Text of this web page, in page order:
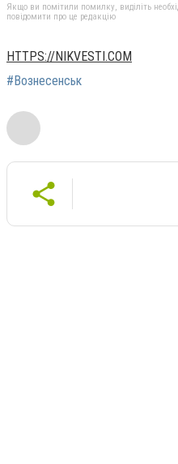
Якщо ви помітили помилку, виділіть
повідомити про це редакцію
HTTPS://NIKVESTI.COM
#Вознесенськ